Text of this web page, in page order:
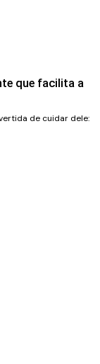
que facilita a
de cuidar dele: